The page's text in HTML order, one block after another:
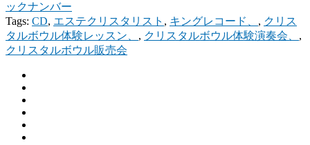
ックナンバー
Tags: CD, エステクリスタリスト , キングレコード、 , クリス
タルボウル体験レッスン、 , クリスタルボウル体験演奏会、 ,
クリスタルボウル販売会